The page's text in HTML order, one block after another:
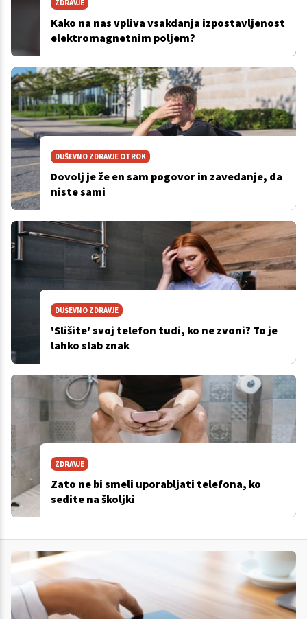
ZDRAVJE
Kako na nas vpliva vsakdanja izpostavljenost
elektromagnetnim poljem?
DUŠEVNO ZDRAVJE OTROK
Dovolj je že en sam pogovor in zavedanje, da
niste sami
DUŠEVNO ZDRAVJE
'Slišite' svoj telefon tudi, ko ne zvoni? To je
lahko slab znak
ZDRAVJE
Zato ne bi smeli uporabljati telefona, ko
sedite na školjki